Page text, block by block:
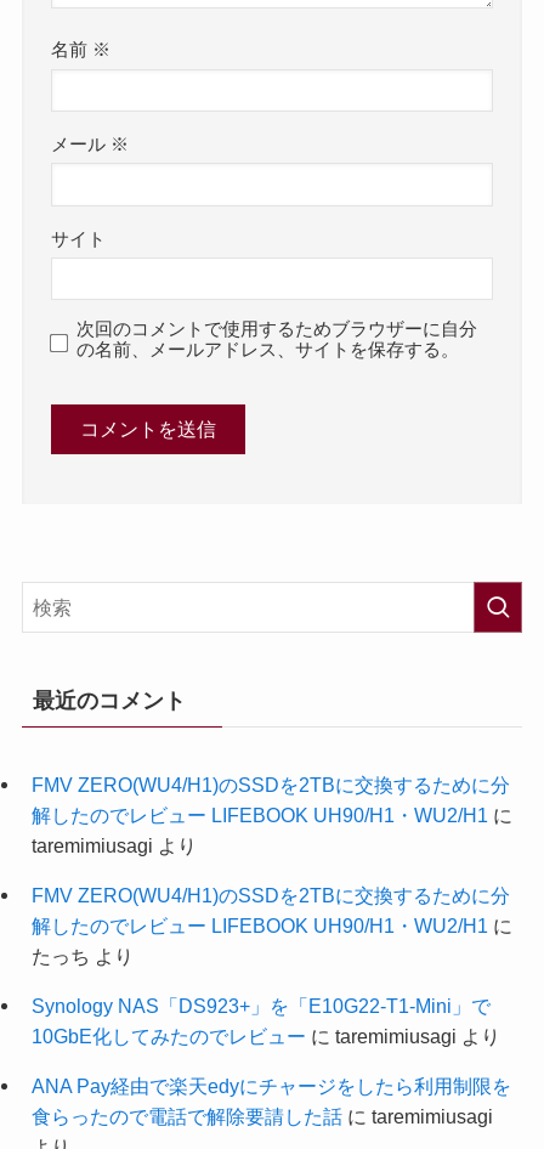
名前 ※
メール ※
サイト
次回のコメントで使用するためブラウザーに自分
の名前、メールアドレス、サイトを保存する。
最近のコメント
FMV ZERO(WU4/H1)のSSDを2TBに交換するために分
解したのでレビュー LIFEBOOK UH90/H1・WU2/H1 に
taremimiusagi より
FMV ZERO(WU4/H1)のSSDを2TBに交換するために分
解したのでレビュー LIFEBOOK UH90/H1・WU2/H1 に
たっち より
Synology NAS「DS923+」を「E10G22-T1-Mini」で
10GbE化してみたのでレビュー に taremimiusagi より
ANA Pay経由で楽天edyにチャージをしたら利用制限を
食らったので電話で解除要請した話に taremimiusagi